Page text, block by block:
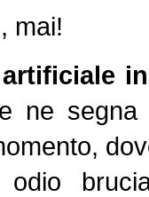
mai!
artificiale
ne